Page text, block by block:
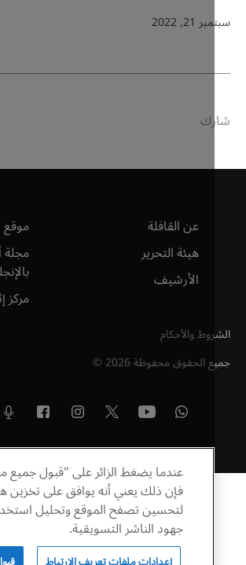
2022
عن القافلة
هيئة التحرير
الأرشيف
موقع
مجلة
بالإنجليزية
مركز إثراء
والأحكام
الحقوق محفوظة2026
©
عندما يضغط الزائر على "قبول جميع
فإن ذلك يعني أنه يوافق على تخزين هذه
لتحسين تصفح الموقع وتحليل استخدام
جهود الناشر التسويقية.